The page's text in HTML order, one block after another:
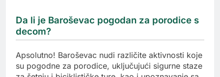
Da li je Baroševac pogodan za porodice s
decom?
Apsolutno! Baroševac nudi različite aktivnosti koje
su pogodne za porodice, uključujući sigurne staze